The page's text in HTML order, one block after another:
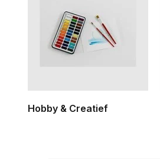
Hobby & Creatief